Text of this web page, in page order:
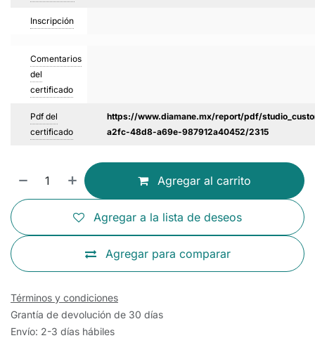
Inscripción
Comentarios
del
certificado
Pdf del
certificado
https://www.diamane.mx/report/pdf/
a2fc-48d8-a69e-987912a40452/2315
Agregar al carrito
Agregar para comparar
Agregar a la lista de deseos
Términos y condiciones
Grantía de devolución de 30 días
Envío: 2-3 días hábiles